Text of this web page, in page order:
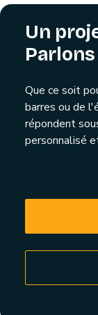
Un
Que ce soit
barres ou de
répondent
personnalisé